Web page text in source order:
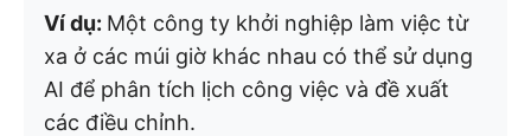
Ví dụ: Một công ty khởi nghiệp làm việc từ
xa ở các múi giờ khác nhau có thể sử dụng
AI để phân tích lịch công việc và đề xuất
các điều chỉnh.